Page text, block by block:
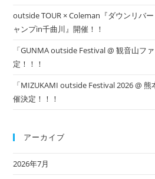
outside TOUR × Coleman『ダウンリバ
ャンプin千曲川』開催！！
「GUNMA outside Festival @ 観音山
定！！！
「MIZUKAMI outside Festival 2026 @
催決定！！！
アーカイブ
2026年7月